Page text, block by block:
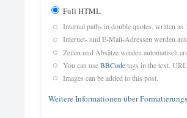
Full HTML
Internal paths in double quotes, written
Internet- und E-Mail-Adressen werden
Zeilen und Absätze werden automatisch
You can useBBCodetags in the text.
Images can be added to this post.
Weitere Informationen über